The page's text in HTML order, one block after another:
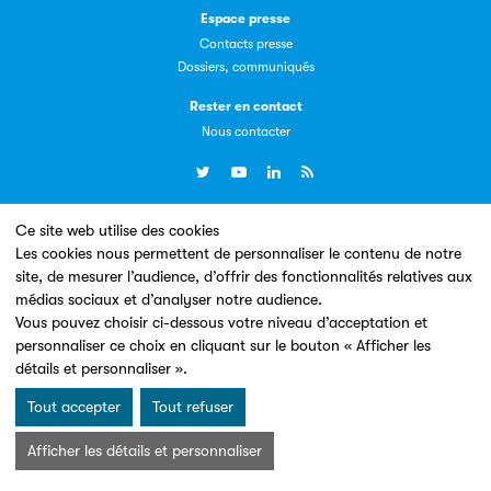
Ce site web utilise des cookies
Les cookies nous permettent de personnaliser le contenu de notre
site, de mesurer l’audience, d’offrir des fonctionnalités relatives aux
médias sociaux et d’analyser notre audience.
Vous pouvez choisir ci-dessous votre niveau d’acceptation et
personnaliser ce choix en cliquant sur le bouton « Afficher les
détails et personnaliser ».
Tout accepter Tout refuser
Afficher les détails et personnaliser
Espace presse
Contacts presse
Dossiers, communiqués
Rester en contact
Nous contacter
Un site conçu en partenariat avec le
Mentions légales & Conditions d’utilisation
Charte Cookies
© Les Éditeurs d’Éducation - SNE 2026
La plateforme LivrEmploi regroupe toutes les offres
Clic.EDIt
Clic.EDIt, pour faciliter les échanges informatisés entre
tous les acteurs de la filière de la fabrication de livres.